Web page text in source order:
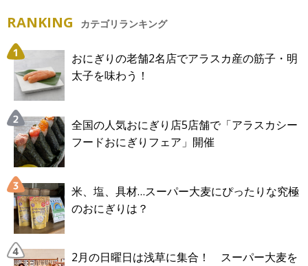
RANKING カテゴリランキング
おにぎりの老舗2名店でアラスカ産の筋子・明
太子を味わう！
全国の人気おにぎり店5店舗で「アラスカシー
フードおにぎりフェア」開催
米、塩、具材…スーパー大麦にぴったりな究極
のおにぎりは？
2月の日曜日は浅草に集合！ スーパー大麦を